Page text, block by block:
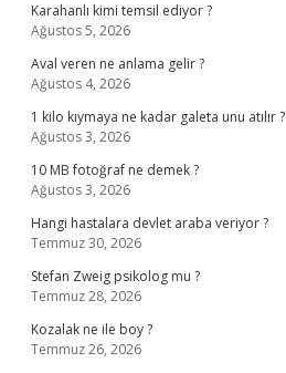
Karahanlı kimi temsil ediyor ?
Ağustos 5, 2026
Aval veren ne anlama gelir ?
Ağustos 4, 2026
1 kilo kıymaya ne kadar galeta unu atılır ?
Ağustos 3, 2026
10 MB fotoğraf ne demek ?
Ağustos 3, 2026
Hangi hastalara devlet araba veriyor ?
Temmuz 30, 2026
Stefan Zweig psikolog mu ?
Temmuz 28, 2026
Kozalak ne ile boy ?
Temmuz 26, 2026